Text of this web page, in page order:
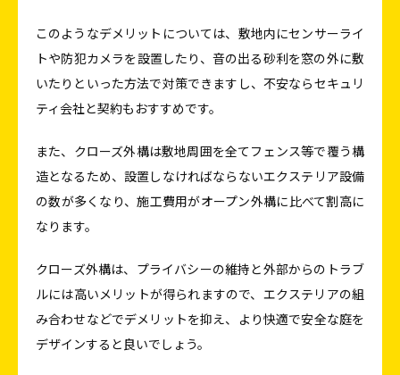
このようなデメリットについては、敷地内にセンサーライ
トや防犯カメラを設置したり、音の出る砂利を窓の外に敷
いたりといった方法で対策できますし、不安ならセキュリ
ティ会社と契約もおすすめです。
また、クローズ外構は敷地周囲を全てフェンス等で覆う構
造となるため、設置しなければならないエクステリア設備
の数が多くなり、施工費用がオープン外構に比べて割高に
なります。
クローズ外構は、プライバシーの維持と外部からのトラブ
ルには高いメリットが得られますので、エクステリアの組
み合わせなどでデメリットを抑え、より快適で安全な庭を
デザインすると良いでしょう。